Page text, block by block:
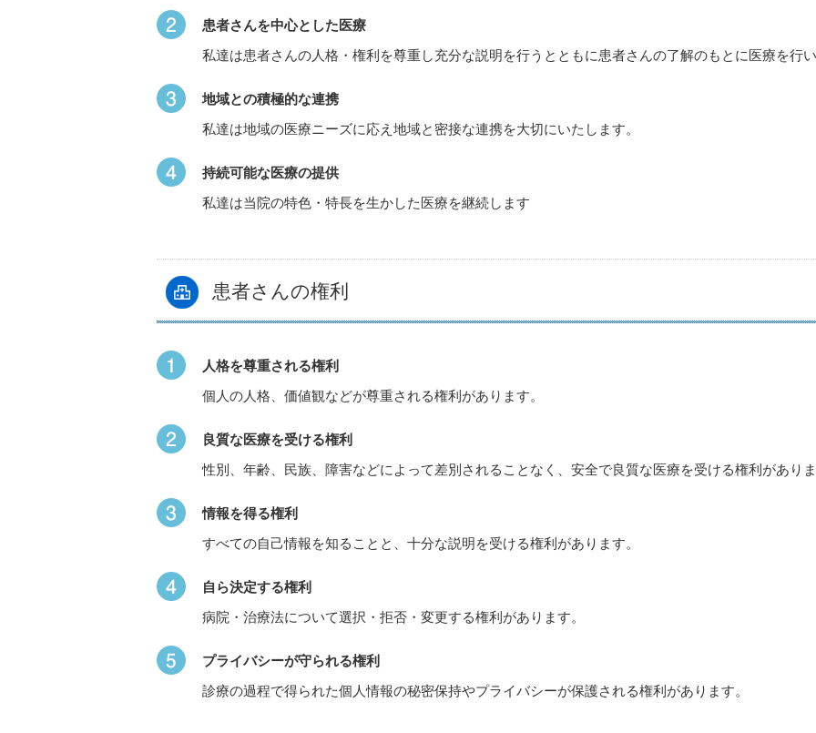
患者さんを中心とした医療
私達は患者さんの人格・権利を尊重し充分な説明を行うとともに患者さんの了解のもとに医療を行
地域との積極的な連携
私達は地域の医療ニーズに応え地域と密接な連携を大切にいたします。
持続可能な医療の提供
私達は当院の特色・特長を生かした医療を継続します
患者さんの権利
人格を尊重される権利
個人の人格、価値観などが尊重される権利があります。
良質な医療を受ける権利
性別、年齢、民族、障害などによって差別されることなく、安全で良質な医療を受ける権利があり
情報を得る権利
すべての自己情報を知ることと、十分な説明を受ける権利があります。
自ら決定する権利
病院・治療法について選択・拒否・変更する権利があります。
プライバシーが守られる権利
診療の過程で得られた個人情報の秘密保持やプライバシーが保護される権利があります。